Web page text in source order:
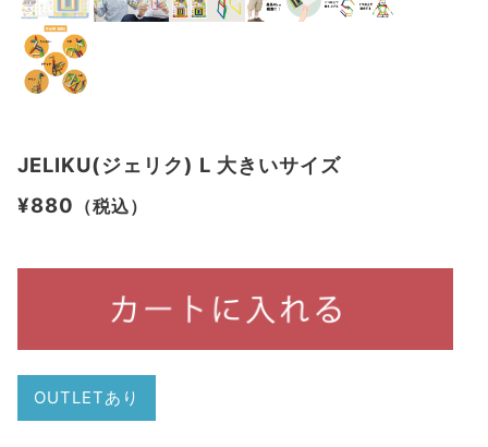
JELIKU(ジェリク) L 大きいサイズ
¥880 （税込）
OUTLETあり